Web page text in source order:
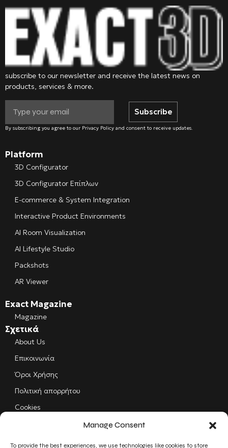
Manage Consent
To provide the best experiences, we use technologies like cookies to store
subscribe to our newsletter and receive the latest news on
products, services & more.
Subscribe
By subscribing you agree to our Privacy Policy and consent to receive updates.
Platform
3D Configurator
3D Configurator Επίπλων
E-commerce & System Integration
Interactive Product Environments
AI Room Visualization
AI Lifestyle Studio
Packshots
AR Viewer
Exact Magazine
Magazine
Σχετικά
About Us
Επικοινωνία
Όροι Χρήσης
Πολιτική απορρήτου
Cookies
Facebook